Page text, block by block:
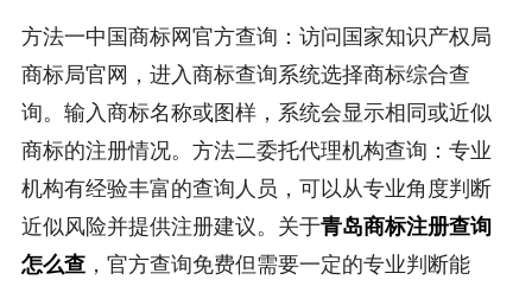
方法一中国商标网官方查询：访问国家知识产权局
商标局官网，进入商标查询系统选择商标综合查
询。输入商标名称或图样，系统会显示相同或近似
商标的注册情况。方法二委托代理机构查询：专业
机构有经验丰富的查询人员，可以从专业角度判断
近似风险并提供注册建议。关于青岛商标注册查询
怎么查，官方查询免费但需要一定的专业判断能